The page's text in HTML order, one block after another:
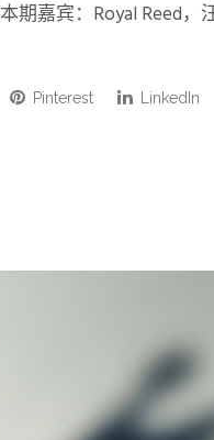
本期嘉宾：Royal Reed，
Pinterest LinkedIn